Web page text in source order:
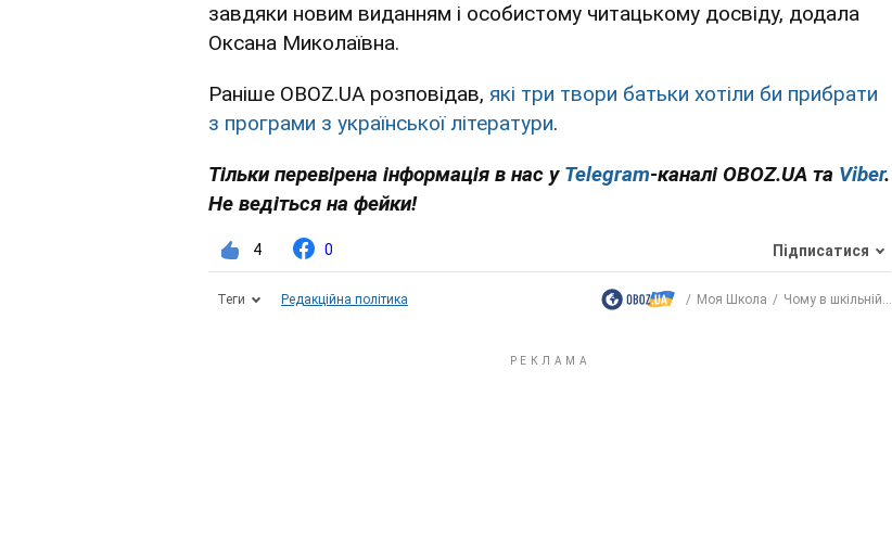
завдяки новим виданням і особистому читацькому досвіду, додала
Оксана Миколаївна.
Раніше OBOZ.UA розповідав, які три твори батьки хотіли би прибрати
з програми з української літератури.
Тільки перевірена інформація в нас у Telegram-каналі OBOZ.UA та Viber.
Не ведіться на фейки!
4 0 Підписатися
Теги Редакційна політика Моя Школа Чому в шкільній...